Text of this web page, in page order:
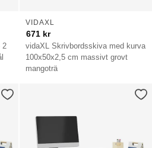
2
vidaXL Skrivbordsskiva med kurva
100x50x2,5 cm massivt grovt
mangoträ
VIDAXL
671 kr